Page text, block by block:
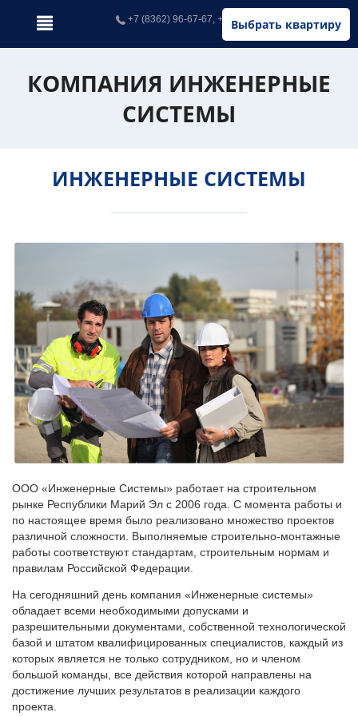
Выбрать квартиру
+7 (8362) 96-67-67, +7 (902) 326-67-67
КОМПАНИЯ ИНЖЕНЕРНЫЕ
СИСТЕМЫ
ИНЖЕНЕРНЫЕ СИСТЕМЫ
ООО «Инженерные Системы» работает на строительном
рынке Республики Марий Эл с 2006 года. С момента работы и
по настоящее время было реализовано множество проектов
различной сложности. Выполняемые строительно-монтажные
работы соответствуют стандартам, строительным нормам и
правилам Российской Федерации.
На сегодняшний день компания «Инженерные системы»
обладает всеми необходимыми допусками и
разрешительными документами, собственной технологической
базой и штатом квалифицированных специалистов, каждый из
которых является не только сотрудником, но и членом
большой команды, все действия которой направлены на
достижение лучших результатов в реализации каждого
проекта.